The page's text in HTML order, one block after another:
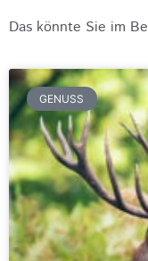
Das könnte Sie im
GENUSS